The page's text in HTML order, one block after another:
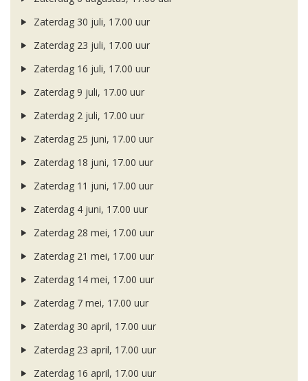
Zaterdag 30 juli, 17.00 uur
Zaterdag 23 juli, 17.00 uur
Zaterdag 16 juli, 17.00 uur
Zaterdag 9 juli, 17.00 uur
Zaterdag 2 juli, 17.00 uur
Zaterdag 25 juni, 17.00 uur
Zaterdag 18 juni, 17.00 uur
Zaterdag 11 juni, 17.00 uur
Zaterdag 4 juni, 17.00 uur
Zaterdag 28 mei, 17.00 uur
Zaterdag 21 mei, 17.00 uur
Zaterdag 14 mei, 17.00 uur
Zaterdag 7 mei, 17.00 uur
Zaterdag 30 april, 17.00 uur
Zaterdag 23 april, 17.00 uur
Zaterdag 16 april, 17.00 uur